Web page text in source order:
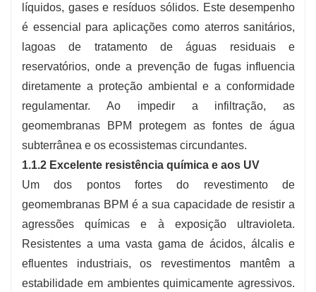
líquidos, gases e resíduos sólidos. Este desempenho
é essencial para aplicações como aterros sanitários,
lagoas de tratamento de águas residuais e
reservatórios, onde a prevenção de fugas influencia
diretamente a proteção ambiental e a conformidade
regulamentar. Ao impedir a infiltração, as
geomembranas BPM protegem as fontes de água
subterrânea e os ecossistemas circundantes.
1.1.2 Excelente resistência química e aos UV
Um dos pontos fortes do revestimento de
geomembranas BPM é a sua capacidade de resistir a
agressões químicas e à exposição ultravioleta.
Resistentes a uma vasta gama de ácidos, álcalis e
efluentes industriais, os revestimentos mantêm a
estabilidade em ambientes quimicamente agressivos.